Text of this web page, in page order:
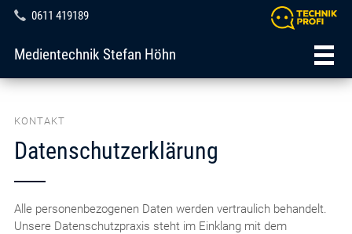
0611 419189
Medientechnik Stefan Höhn
KONTAKT
Datenschutzerklärung
Alle personenbezogenen Daten werden vertraulich behandelt.
Unsere Datenschutzpraxis steht im Einklang mit dem